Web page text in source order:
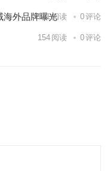
海外品牌曝光
141阅读 0评论
154 阅读 0评论